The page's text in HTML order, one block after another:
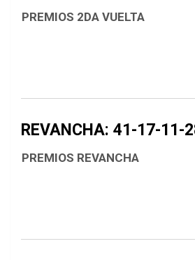
PREMIOS 2DA VUELTA
REVANCHA: 41-17-11-
PREMIOS REVANCHA